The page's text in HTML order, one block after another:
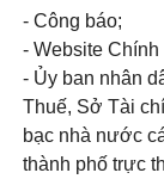
- Công báo;
- Website Chính
- Ủy ban nhân
Thuế, Sở Tài
bạc nhà nước
thành phố trực